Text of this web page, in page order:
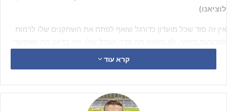
לוציאנו)
אין זה סוד שכל מועדון כדורגל שואף לפתח את השחקנים שלו לרמות
המחונן יגל תרשיש, לו חוש הבקעה מרשים ביותר.
זהו כאמור המעבר הראשון של תרשיש אל מחוץ לבאר שבע עמה היה
מזוהה מגיל שש, והוא העתיק את מגוריו לעיר חיפה תוך כדי שהוא משלב
קרא עוד